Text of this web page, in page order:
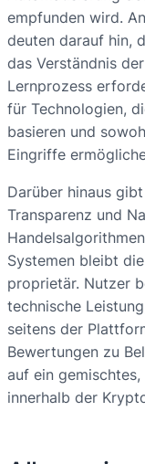
empfunden wird.
deuten darauf hin,
das Verständnis
Lernprozess
für Technologien,
basieren und
Eingriffe
Darüber hinaus
Transparenz und
Systemen bleibt
proprietär. Nutzer
technische
seitens der
Bewertungen zu
auf ein
innerhalb der